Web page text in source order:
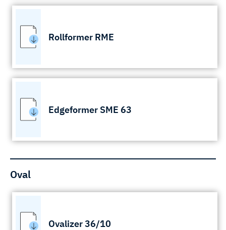
Rollformer RME
Edgeformer SME 63
Oval
Ovalizer 36/10